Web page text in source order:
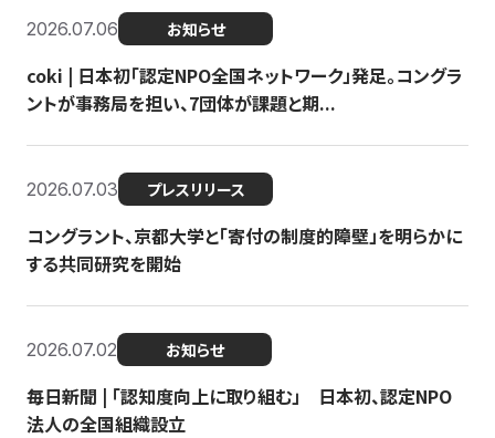
2026.07.06 お知らせ
coki | 日本初「認定NPO全国ネットワーク」発足。コングラ
ントが事務局を担い、7団体が課題と期...
2026.07.03 プレスリリース
コングラント、京都大学と「寄付の制度的障壁」を明らかに
する共同研究を開始
2026.07.02 お知らせ
毎日新聞 | 「認知度向上に取り組む」 日本初、認定NPO
法人の全国組織設立